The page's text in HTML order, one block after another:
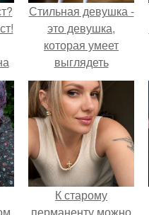
с
Стильная девушка -
это девушка,
которая умеет
выглядеть
привлекательно и
элегантно в любои
ситуации.
К старому